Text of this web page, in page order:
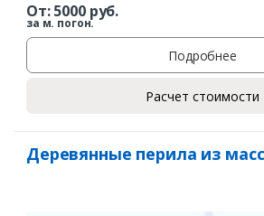
От:5000руб.
за м. погон.
Подробнее
Расчет стоимости
Деревянные перила из